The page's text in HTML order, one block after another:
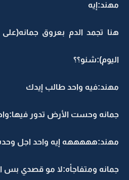
مهند:إيه
هنا تجمد الدم بعروق جمانه(على
اليوم):شنو؟؟
مهند:فيه واحد طالب إيدك
جمانه وحست الأرض تدور
مهند:هههههه إيه واحد اجل
جمانه ومتفاجأه:لا مو قصدي بس